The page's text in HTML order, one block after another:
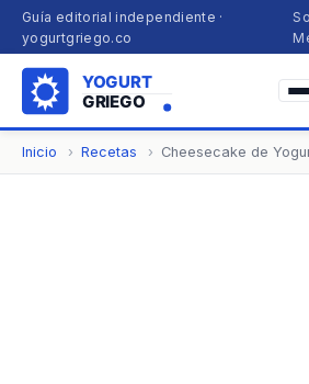
Guía editorial independiente ·
yogurtgriego.co
Inicio Recetas Cheesecake de